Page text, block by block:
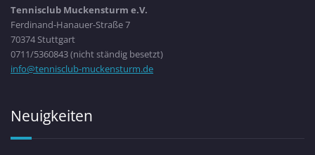
Tennisclub Muckensturm e.V.
Ferdinand-Hanauer-Straße 7
70374 Stuttgart
0711/5360843 (nicht ständig besetzt)
info@tennisclub-muckensturm.de
Neuigkeiten